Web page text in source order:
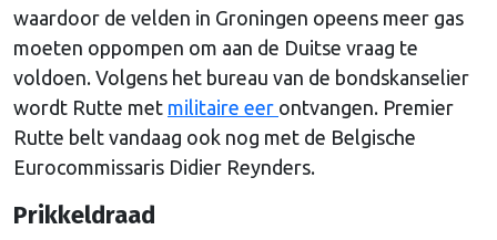
waardoor de velden in Groningen opeens meer gas
moeten oppompen om aan de Duitse vraag te
voldoen. Volgens het bureau van de bondskanselier
wordt Rutte met militaire eer ontvangen. Premier
Rutte belt vandaag ook nog met de Belgische
Eurocommissaris Didier Reynders.
Prikkeldraad